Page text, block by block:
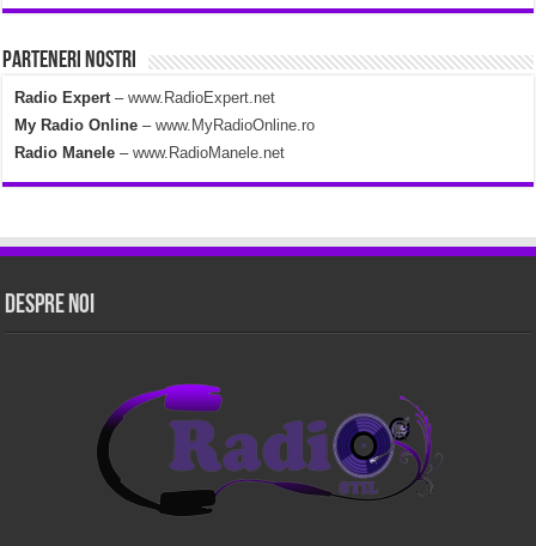
Parteneri Nostri
Radio Expert –www.RadioExpert.net
My Radio Online –www.MyRadioOnline.ro
Radio Manele–www.RadioManele.net
Despre Noi